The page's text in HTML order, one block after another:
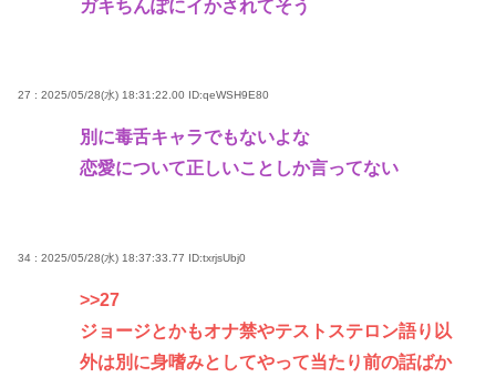
ガキちんぽにイかされてそう
27 : 2025/05/28(水) 18:31:22.00 ID:qeWSH9E80
別に毒舌キャラでもないよな
恋愛について正しいことしか言ってない
34 : 2025/05/28(水) 18:37:33.77 ID:txrjsUbj0
>>27
ジョージとかもオナ禁やテストステロン語り以
外は別に身嗜みとしてやって当たり前の話ばか